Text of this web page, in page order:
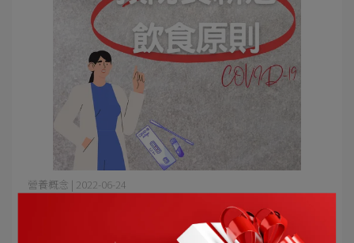
一次了解如何透過日常飲食、保健食品、生
活作息等層面，全方位改善新冠後遺症(長新
營養概念 | 2022-06-24